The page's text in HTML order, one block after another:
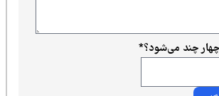
چند می‌شود؟*